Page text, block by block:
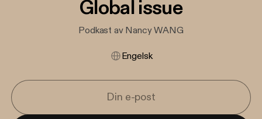
Global issue
Podkast av Nancy WANG
Engelsk